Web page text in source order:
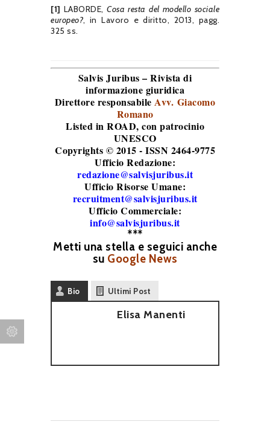
[1] LABORDE, Cosa resta del modello sociale
europeo?, in Lavoro e diritto, 2013, pagg.
325 ss.
Salvis Juribus – Rivista di
informazione giuridica
Direttore responsabileAvv. Giacomo
Romano
Listed in ROAD, con patrocinio
UNESCO
Copyrights © 2015 - ISSN 2464-9775
Ufficio Redazione:
redazione@salvisjuribus.it
Ufficio Risorse Umane:
recruitment@salvisjuribus.it
Ufficio Commerciale:
info@salvisjuribus.it
***
Metti una stella e seguici anche
su Google News
Bio Ultimi Post
Elisa Manenti